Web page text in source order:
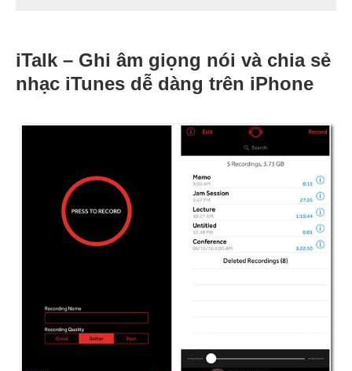
iTalk – Ghi âm giọng nói và chia sẻ
nhạc iTunes dễ dàng trên iPhone